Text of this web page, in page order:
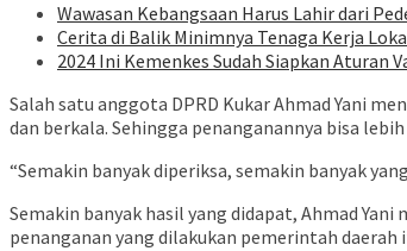
Wawasan Kebangsaan Harus Lahir dari
Cerita di Balik Minimnya Tenaga Kerja
2024 Ini Kemenkes Sudah Siapkan Aturan
Salah satu anggota DPRD Kukar Ahmad Yani
dan berkala. Sehingga penanganannya bisa
“Semakin banyak diperiksa, semakin banyak
Semakin banyak hasil yang didapat, Ahmad
penanganan yang dilakukan pemerintah daerah